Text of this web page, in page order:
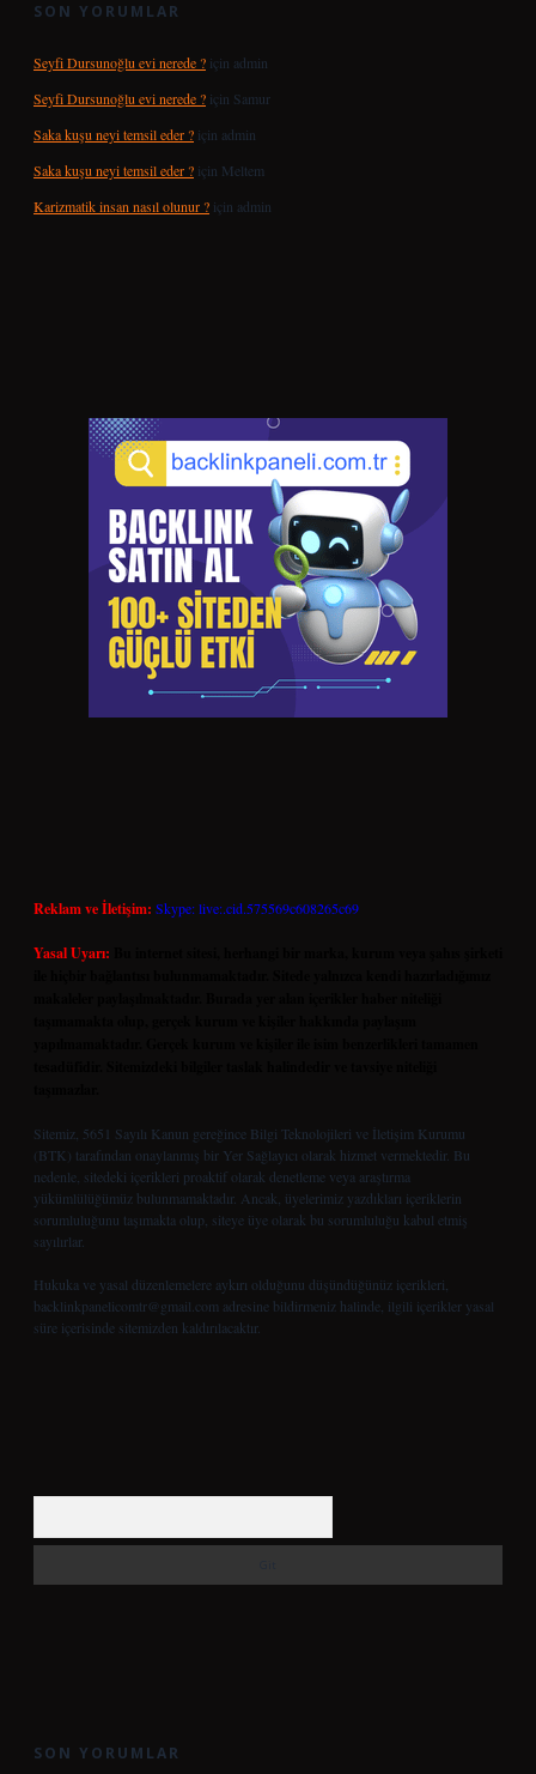
SON YORUMLAR
Seyfi Dursunoğlu evi nerede ? için admin
Seyfi Dursunoğlu evi nerede ? için Samur
Saka kuşu neyi temsil eder ? için admin
Saka kuşu neyi temsil eder ? için Meltem
Karizmatik insan nasıl olunur ? için admin
Reklam ve İletişim: Skype: live:.cid.575569c608265c69
Yasal Uyarı:
Sitemiz, 5651 Sayılı Kanun gereğince Bilgi Teknolojileri ve İletişim Kurumu
(BTK) tarafından onaylanmış bir Yer Sağlayıcı olarak hizmet vermektedir. Bu
nedenle, sitedeki içerikleri proaktif olarak denetleme veya araştırma
yükümlülüğümüz bulunmamaktadır. Ancak, üyelerimiz yazdıkları içeriklerin
sorumluluğunu taşımakta olup, siteye üye olarak bu sorumluluğu kabul etmiş
sayılırlar.
Hukuka ve yasal düzenlemelere aykırı olduğunu düşündüğünüz içerikleri,
backlinkpanelicomtr@gmail.com adresine bildirmeniz halinde, ilgili içerikler yasal
süre içerisinde sitemizden kaldırılacaktır.
SON YORUMLAR